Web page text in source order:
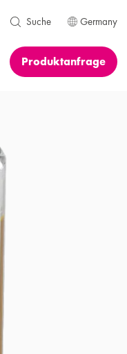
Suche Germany
Produktanfrage
seiner